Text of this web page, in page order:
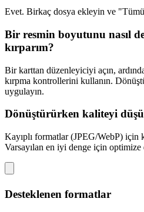
Evet. Birkaç dosya ekleyin ve
Bir resmin boyutunu nasıl
kırparım?
Bir karttan düzenleyiciyi açın,
kırpma kontrollerini kullanın.
uygulayın.
Dönüştürürken kaliteyi
Kayıplı formatlar (JPEG/WebP)
Varsayılan en iyi denge için optimize
Desteklenen formatlar